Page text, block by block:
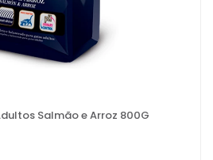
Salmão e Arroz 800G